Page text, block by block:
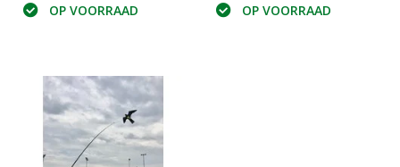
OP VOORRAAD OP VOORRAAD